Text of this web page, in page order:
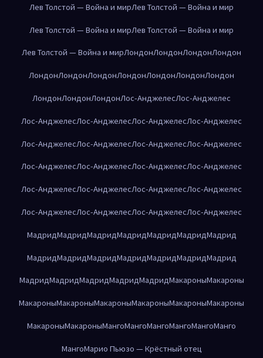
Лев Толстой — Война и мирЛев Толстой — Война и мир
Лев Толстой — Война и мирЛев Толстой — Война и мир
Лев Толстой — Война и мирЛондонЛондонЛондонЛондон
ЛондонЛондонЛондонЛондонЛондонЛондонЛондон
ЛондонЛондонЛондонЛос-АнджелесЛос-Анджелес
Лос-АнджелесЛос-АнджелесЛос-АнджелесЛос-Анджелес
Лос-АнджелесЛос-АнджелесЛос-АнджелесЛос-Анджелес
Лос-АнджелесЛос-АнджелесЛос-АнджелесЛос-Анджелес
Лос-АнджелесЛос-АнджелесЛос-АнджелесЛос-Анджелес
Лос-АнджелесЛос-АнджелесЛос-АнджелесЛос-Анджелес
МадридМадридМадридМадридМадридМадридМадрид
МадридМадридМадридМадридМадридМадридМадрид
МадридМадридМадридМадридМадридМакароныМакароны
МакароныМакароныМакароныМакароныМакароныМакароны
МакароныМакароныМангоМангоМангоМангоМангоМанго
МангоМарио Пьюзо — Крёстный отец